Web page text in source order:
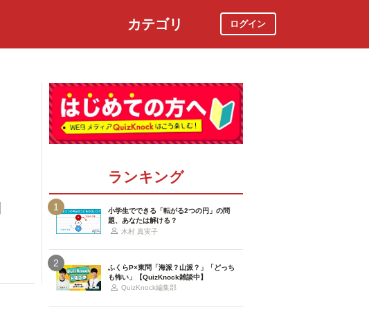
カテゴリ ログイン
ランキング
1
小学生でできる「転がる2つの円」の問
題、あなたは解ける？
木村 真実子
2
ふくらP×東問「海派？山派？」「どっち
も怖い」【QuizKnock雑談中】
QuizKnock編集部